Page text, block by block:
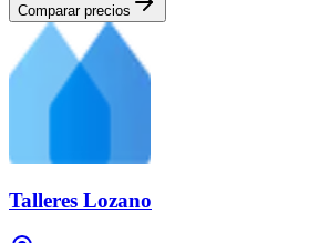
Comparar precios
Talleres Lozano